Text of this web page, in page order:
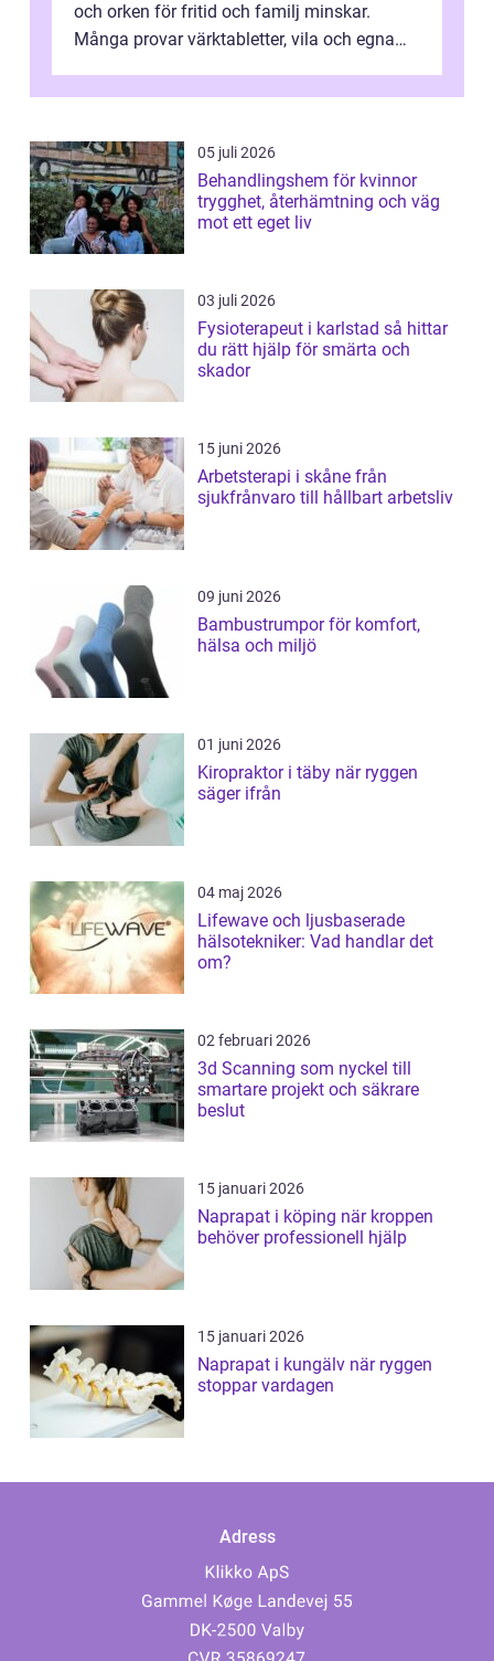
och orken för fritid och familj minskar.
Många provar värktabletter, vila och egna
05 juli 2026
Behandlingshem för kvinnor
trygghet, återhämtning och väg
mot ett eget liv
03 juli 2026
Fysioterapeut i karlstad så hittar
du rätt hjälp för smärta och
skador
15 juni 2026
Arbetsterapi i skåne från
sjukfrånvaro till hållbart arbetsliv
09 juni 2026
Bambustrumpor för komfort,
hälsa och miljö
01 juni 2026
Kiropraktor i täby när ryggen
säger ifrån
04 maj 2026
Lifewave och ljusbaserade
hälsotekniker: Vad handlar det
om?
02 februari 2026
3d Scanning som nyckel till
smartare projekt och säkrare
beslut
15 januari 2026
Naprapat i köping när kroppen
behöver professionell hjälp
15 januari 2026
Naprapat i kungälv när ryggen
stoppar vardagen
Adress